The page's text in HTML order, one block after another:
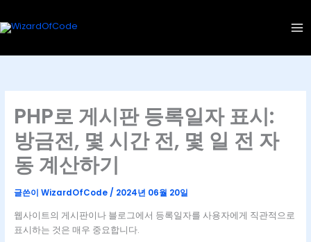
텐
츠
뛰
PHP로 게시판 등록일자 표시:
방금전, 몇 시간 전, 몇 일 전 자
동 계산하기
글쓴이 WizardOfCode/ 2024년 06월 20일
웹사이트의 게시판이나 블로그에서 등록일자를 사용자에게 직관적으로
표시하는 것은 매우 중요합니다.